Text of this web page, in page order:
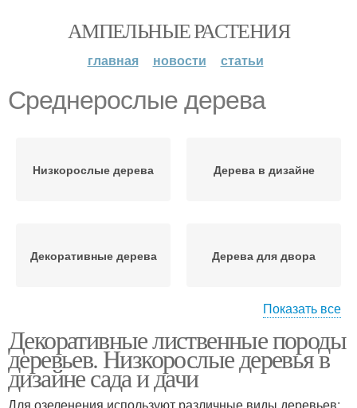
АМПЕЛЬНЫЕ РАСТЕНИЯ
главная новости статьи
Среднерослые дерева
Низкорослые дерева Дерева в дизайне
Декоративные дерева Дерева для двора
Дерева для сада Лиственные дерева
Показать все
Декоративные лиственные породы
деревьев. Низкорослые деревья в
дизайне сада и дачи